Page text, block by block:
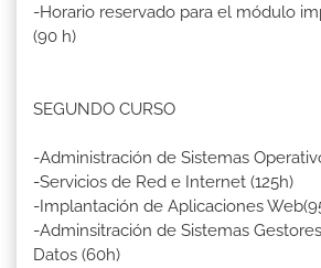
-Horario reservado para el módulo
(90 h)
SEGUNDO CURSO
-Administración de Sistemas
-Servicios de Red e Internet (125h)
-Implantación de Aplicaciones
-Adminsitración de Sistemas
Datos (60h)